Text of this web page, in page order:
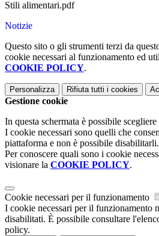
Stili alimentari.pdf
Notizie
Questo sito o gli strumenti terzi da
cookie necessari al funzionamento ed
COOKIE POLICY.
Personalizza Rifiuta tutti i cookies
Gestione cookie
In questa schermata è possibile
I cookie necessari sono quelli che
piattaforma e non è possibile disabilitarli.
Per conoscere quali sono i cookie
visionare la COOKIE POLICY.
Cookie necessari per il funzionamento
I cookie necessari per il funzionamento
disabilitati. È possibile consultare
policy.